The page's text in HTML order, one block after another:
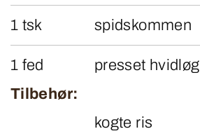
1 tsk spidskommen
1 fed
presset hvidløg
Tilbehør:
kogte ris